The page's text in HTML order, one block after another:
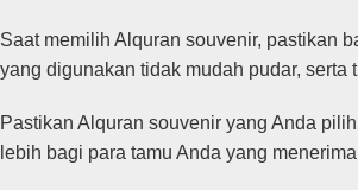
Saat memilih Alquran souvenir, pastikan
yang digunakan tidak mudah pudar,
Pastikan Alquran souvenir yang Anda
lebih bagi para tamu Anda yang